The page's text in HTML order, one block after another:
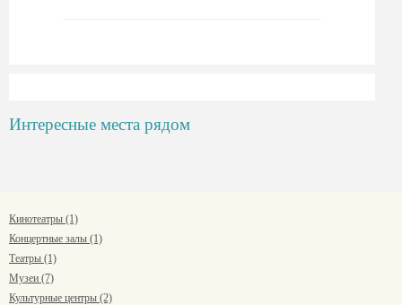
Интересные места рядом
Кинотеатры (1)
Концертные залы (1)
Театры (1)
Музеи (7)
Культурные центры (2)